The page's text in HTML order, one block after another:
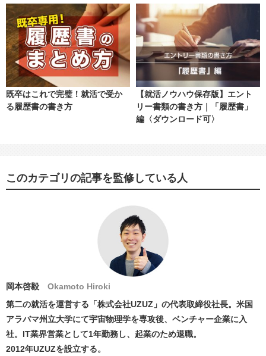
既卒はこれで完璧！就活で受か
る履歴書の書き方
【就活ノウハウ保存版】エント
リー書類の書き方｜「履歴書」
編〈ダウンロード可〉
このカテゴリの記事を監修している人
岡本啓毅
Okamoto Hiroki
第二の就活を運営する「株式会社UZUZ」の代表取締役社長。米国
アラバマ州立大学にて宇宙物理学を専攻後、ベンチャー企業に入
社。IT業界営業として1年勤務し、起業のため退職。
2012年UZUZを設立する。